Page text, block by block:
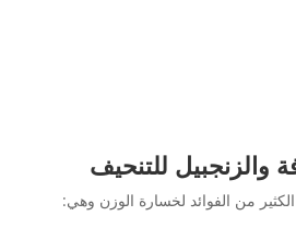
والزنجبيل للتنحيف
من الفوائد لخسارة الوزن وهي: